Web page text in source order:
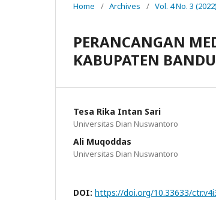
Home / Archives / Vol. 4 No. 3
PERANCANGAN
KABUPATEN
Tesa Rika Intan Sari
Universitas Dian Nuswantoro
Ali Muqoddas
Universitas Dian Nuswantoro
DOI: https://doi.org/10.33633/